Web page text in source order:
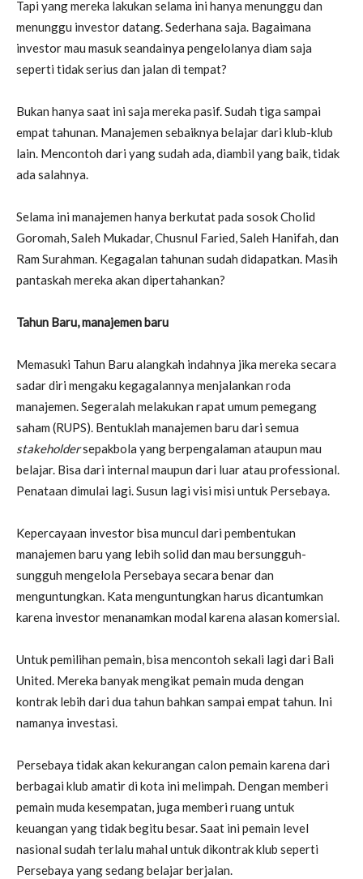
Tapi yang mereka lakukan selama ini hanya menunggu dan
menunggu investor datang. Sederhana saja. Bagaimana
investor mau masuk seandainya pengelolanya diam saja
seperti tidak serius dan jalan di tempat?
Bukan hanya saat ini saja mereka pasif. Sudah tiga sampai
empat tahunan. Manajemen sebaiknya belajar dari klub-klub
lain. Mencontoh dari yang sudah ada, diambil yang baik, tidak
ada salahnya.
Selama ini manajemen hanya berkutat pada sosok Cholid
Goromah, Saleh Mukadar, Chusnul Faried, Saleh Hanifah, dan
Ram Surahman. Kegagalan tahunan sudah didapatkan. Masih
pantaskah mereka akan dipertahankan?
Tahun Baru, manajemen baru
Memasuki Tahun Baru alangkah indahnya jika mereka secara
sadar diri mengaku kegagalannya menjalankan roda
manajemen. Segeralah melakukan rapat umum pemegang
saham (RUPS). Bentuklah manajemen baru dari semua
stakeholdersepakbola yang berpengalaman ataupun mau
belajar. Bisa dari internal maupun dari luar atau professional.
Penataan dimulai lagi. Susun lagi visi misi untuk Persebaya.
Kepercayaan investor bisa muncul dari pembentukan
manajemen baru yang lebih solid dan mau bersungguh-
sungguh mengelola Persebaya secara benar dan
menguntungkan. Kata menguntungkan harus dicantumkan
karena investor menanamkan modal karena alasan komersial.
Untuk pemilihan pemain, bisa mencontoh sekali lagi dari Bali
United. Mereka banyak mengikat pemain muda dengan
kontrak lebih dari dua tahun bahkan sampai empat tahun. Ini
namanya investasi.
Persebaya tidak akan kekurangan calon pemain karena dari
berbagai klub amatir di kota ini melimpah. Dengan memberi
pemain muda kesempatan, juga memberi ruang untuk
keuangan yang tidak begitu besar. Saat ini pemain level
nasional sudah terlalu mahal untuk dikontrak klub seperti
Persebaya yang sedang belajar berjalan.